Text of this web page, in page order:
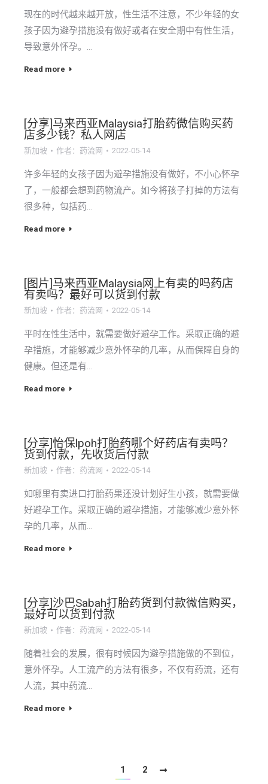
现在的时代越来越开放，性生活不注意，不少年轻的女
孩子因为避孕措施没有做好或者在安全期中有性生活，
导致意外怀孕。…
Read more
[分享]马来西亚Malaysia打胎药微信购买药
店多少钱？私人网店
新加坡 作者： 药流网 2022-05-14
许多年轻的女孩子因为避孕措施没有做好，不小心怀孕
了，一般都会想到药物流产。如今将孩子打掉的方法有
很多种，包括药…
Read more
[图片]马来西亚Malaysia网上有卖的吗药店
有卖吗？最好可以货到付款
新加坡 作者： 药流网 2022-05-14
平时在性生活中，就需要做好避孕工作。采取正确的避
孕措施，才能够减少意外怀孕的几率，从而保障自身的
健康。但还是有…
Read more
[分享]怡保lpoh打胎药哪个好药店有卖吗？
货到付款，先收货后付款
新加坡 作者： 药流网 2022-05-14
如哪里有卖进口打胎药果还没计划好生小孩，就需要做
好避孕工作。采取正确的避孕措施，才能够减少意外怀
孕的几率，从而…
Read more
[分享]沙巴Sabah打胎药货到付款微信购买，
最好可以货到付款
新加坡 作者： 药流网 2022-05-14
随着社会的发展，很有时候因为避孕措施做的不到位，
意外怀孕。人工流产的方法有很多，不仅有药流，还有
人流，其中药流…
Read more
1 2